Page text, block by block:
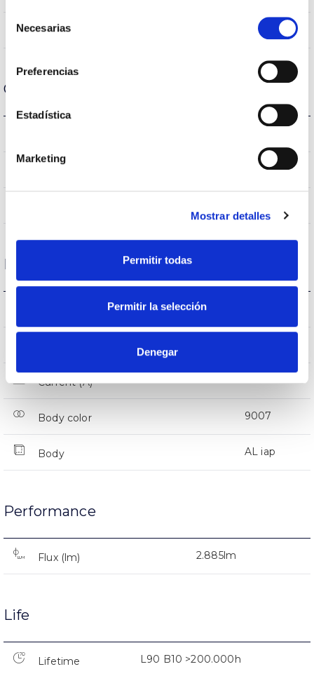
Necesarias
Preferencias
Estadística
Marketing
Mostrar detalles
Permitir todas
Permitir la selección
Denegar
Linkable
Optical data
Housing and Finish
IK Impact resistance
Current (A) 66
Body color 9007
Body AL iap
Performance
Flux (lm) 2.885lm
Life
Lifetime L90 B10 >200.000h